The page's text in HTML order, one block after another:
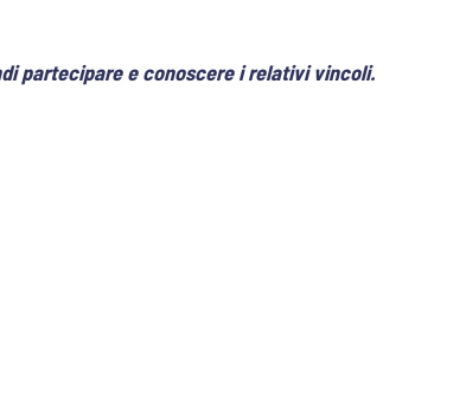
partecipare e conoscere i relativi vincoli.